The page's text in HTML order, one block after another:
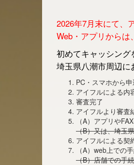
2026年7月末にて、
Web・アプリからは
初めてキャッシング
埼玉県八潮市周辺に
PC・スマホから
アイフルによる内
審査完了
アイフルより審査
（A）アプリや
（B）又は、埼玉
アイフルによる契
（A）web上での
（B）店舗での手